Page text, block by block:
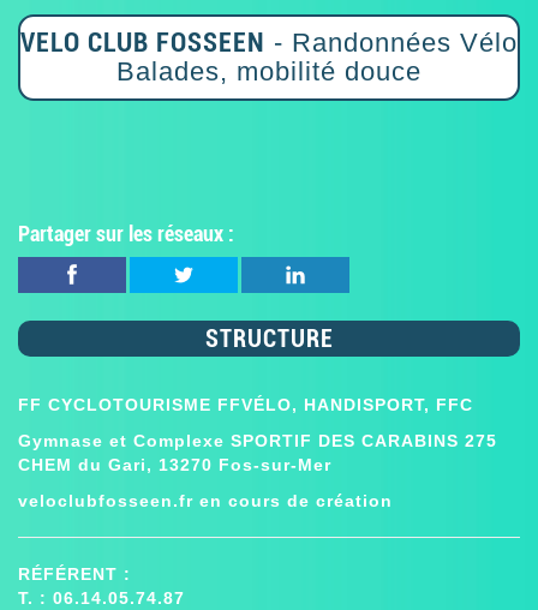
VELO CLUB FOSSEEN - Randonnées Vélo
Balades, mobilité douce
Partager sur les réseaux :
STRUCTURE
FF CYCLOTOURISME FFVÉLO, HANDISPORT, FFC
Gymnase et Complexe SPORTIF DES CARABINS 275
CHEM du Gari, 13270 Fos-sur-Mer
veloclubfosseen.fr en cours de création
RÉFÉRENT :
T. : 06.14.05.74.87